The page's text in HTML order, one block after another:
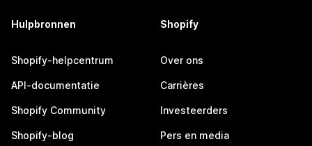
Hulpbronnen
Shopify-helpcentrum
API-documentatie
Shopify Community
Shopify-blog
Shopify
Over ons
Carrières
Investeerders
Pers en media